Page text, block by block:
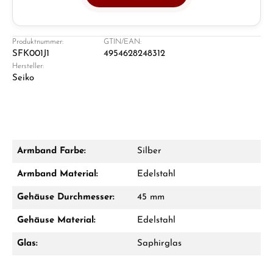
Ladengeschäft in Solingen
Damon Reiners
Produktnummer:
SFK001J1
GTIN/EAN:
4954628248312
Hersteller:
Seiko
Armband Farbe: Silber
Armband Material: Edelstahl
Gehäuse Durchmesser: 45 mm
Gehäuse Material: Edelstahl
Glas: Saphirglas